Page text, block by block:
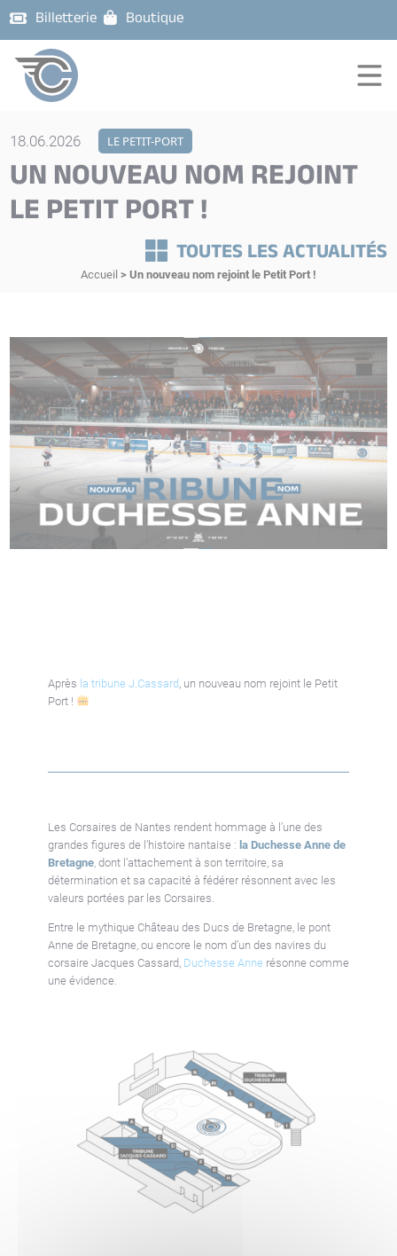
Billetterie Boutique
18.06.2026 LE PETIT-PORT
UN NOUVEAU NOM REJOINT
LE PETIT PORT !
TOUTES LES ACTUALITÉS
Accueil > Un nouveau nom rejoint le Petit Port !
Après la tribune J.Cassard , un nouveau nom rejoint le Petit
Port !
Les Corsaires de Nantes rendent hommage à l’une des
grandes figures de l’histoire nantaise : la Duchesse Anne de
Bretagne, dont l’attachement à son territoire, sa
détermination et sa capacité à fédérer résonnent avec les
valeurs portées par les Corsaires.
Entre le mythique Château des Ducs de Bretagne, le pont
Anne de Bretagne, ou encore le nom d’un des navires du
corsaire Jacques Cassard, Duchesse Anne résonne comme
une évidence.